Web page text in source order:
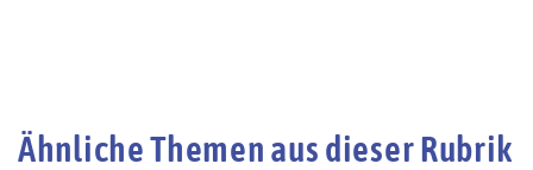
Ähnliche Themen aus dieser Rubrik